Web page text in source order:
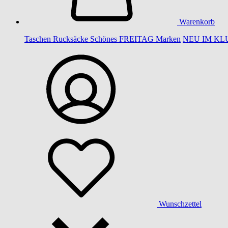
Warenkorb
Taschen Rucksäcke Schönes FREITAG Marken NEU IM
Wunschzettel